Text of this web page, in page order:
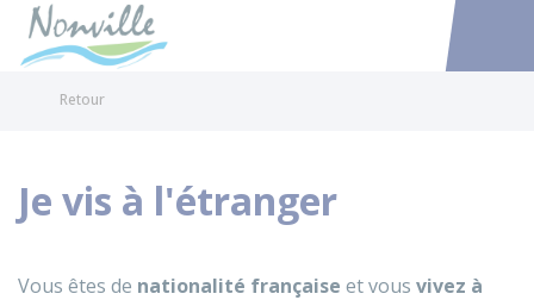
Accéder
Retour
Je vis à l'étranger
Vous êtes de nationalité française et vous vivez à